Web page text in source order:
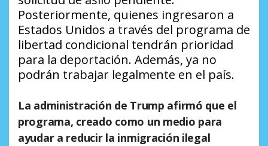
Posteriormente, quienes ingresaron a
Estados Unidos a través del programa de
libertad condicional tendrán prioridad
para la deportación. Además, ya no
podrán trabajar legalmente en el país.
La administración de Trump afirmó que el
programa, creado como un medio para
ayudar a reducir la inmigración ilegal